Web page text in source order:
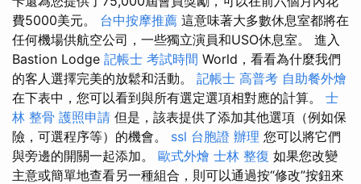
費5000美元。 台中按摩推薦 這意味著大多數休息室都將在
任何機場供航空公司，一些獨立演員和USO休息室。 進入
Bastion Lodge 記帳士 考試時間 World，看看為什麼我們
的客人選擇完美的放鬆和活動。 記帳士 高普考 自助餐外燴
在下表中，您可以看到與所有選定選項相對應的計算。 士
林 整骨 護照申請 但是，該表提供了添加其他選項（例如保
險，可選程序等）的機會。 ssl 台胞證 辦理 您可以將它們
與旁邊的開關一起添加。 歐式外燴 士林 整復 如果您改變
主意或簡單地查看另一種組合，則可以通過按“修改”按鈕來